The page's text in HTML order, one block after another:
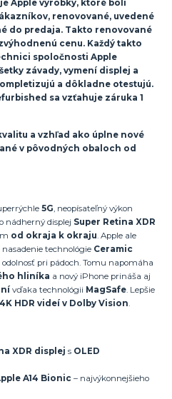
Apple výrobky, ktoré boli
renovované, uvedené
do predaja. Takto renovované
cenu. Každý takto
spoločnosti Apple
závady, vymení displej a
a dôkladne otestujú.
sa vzťahuje záruka 1
a vzhľad ako úplne nové
v pôvodných obaloch od
5G , neopísateľný výkon
nádherný displej Super Retina XDR
od okraja k okraju . Apple ale
technológie Ceramic
pri pádoch. Tomu napomáha
hliníka a nový iPhone prináša aj
vďaka technológii MagSafe . Lepšie
4K HDR videí v Dolby Vision
XDR displej s OLED
A14 Bionic – najvýkonnejšieho